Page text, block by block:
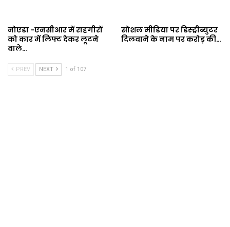
नोएडा -एनसीआर में राहगीरों
को कार में लिफ्ट देकर लूटने
वाले…
सोशल मीडिया पर डिस्ट्रीब्युटर
दिलवाने के नाम पर करोड़ की…
PREV NEXT 1 of 107